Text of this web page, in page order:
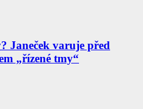
Janeček varuje před
„řízené tmy“